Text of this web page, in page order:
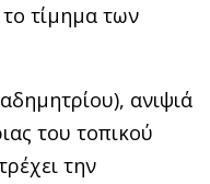
τίμημα των
ανιψιά
του τοπικού
την